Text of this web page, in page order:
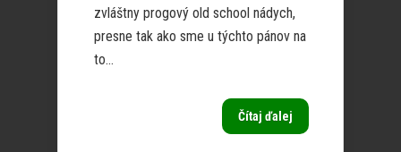
zvláštny progový old school nádych,
presne tak ako sme u týchto pánov na
to...
Čítaj ďalej